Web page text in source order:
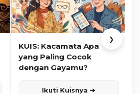
KUIS: Kacamata Apa
yang Paling Cocok
dengan Gayamu?
Ikuti Kuisnya ➔
❯